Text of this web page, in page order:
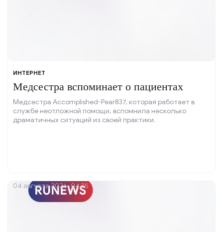
ИНТЕРНЕТ
Медсестра вспоминает о пациентах
Медсестра Accomplished-Pear837, которая работает в
службе неотложной помощи, вспомнила несколько
драматичных ситуаций из своей практики.
04 августа 2026, 04:35